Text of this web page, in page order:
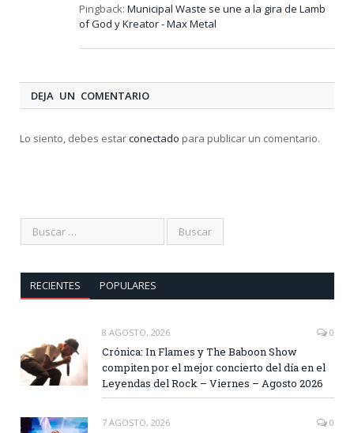
Pingback: Municipal Waste se une a la gira de Lamb
of God y Kreator - Max Metal
DEJA UN COMENTARIO
Lo siento, debes estarconectado para publicar un comentario.
RECIENTES POPULARES
8 AGOSTO, 2026 0
Crónica: In Flames y The Baboon Show
compiten por el mejor concierto del día en el
Leyendas del Rock – Viernes – Agosto 2026
7 AGOSTO, 2026 0